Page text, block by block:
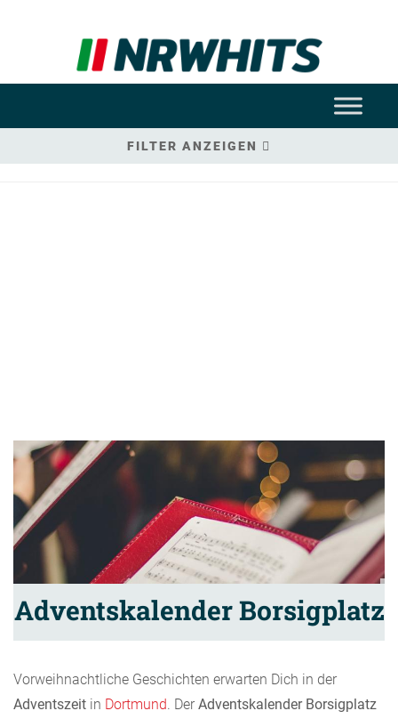
FILTER ANZEIGEN
Adventskalender Borsigplatz
Vorweihnachtliche Geschichten erwarten Dich in der
Adventszeit in Dortmund . Der Adventskalender Borsigplatz